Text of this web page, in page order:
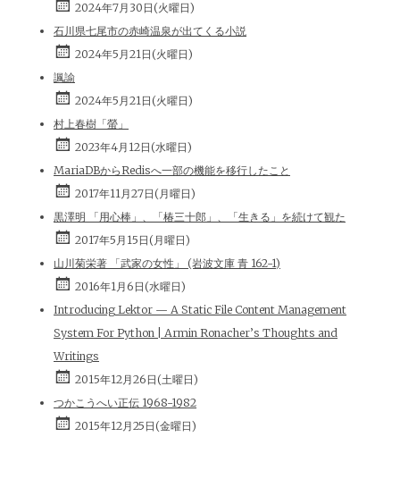
2024年7月30日(火曜日)
石川県七尾市の赤崎温泉が出てくる小説
2024年5月21日(火曜日)
諷諭
2024年5月21日(火曜日)
村上春樹「螢」
2023年4月12日(水曜日)
MariaDBからRedisへ一部の機能を移行したこと
2017年11月27日(月曜日)
黒澤明 「用心棒」、「椿三十郎」、「生きる」を続けて観た
2017年5月15日(月曜日)
山川菊栄著 「武家の女性」 (岩波文庫 青 162-1)
2016年1月6日(水曜日)
Introducing Lektor — A Static File Content Management
System For Python | Armin Ronacher’s Thoughts and
Writings
2015年12月26日(土曜日)
つかこうへい正伝 1968-1982
2015年12月25日(金曜日)